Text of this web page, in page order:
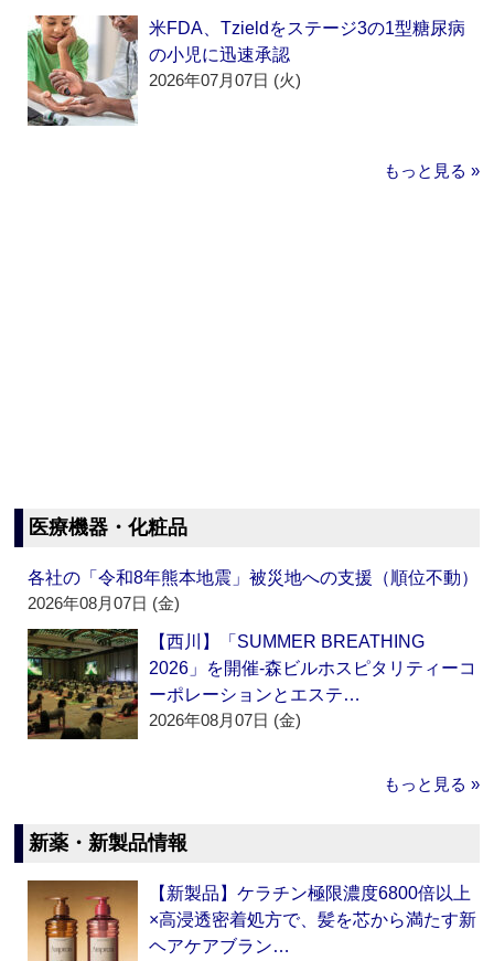
米FDA、Tzieldをステージ3の1型糖尿病
の小児に迅速承認
2026年07月07日 (火)
もっと見る »
医療機器・化粧品
各社の「令和8年熊本地震」被災地への支援（順位不動）
2026年08月07日 (金)
【西川】「SUMMER BREATHING
2026」を開催‐森ビルホスピタリティーコ
ーポレーションとエステ…
2026年08月07日 (金)
もっと見る »
新薬・新製品情報
【新製品】ケラチン極限濃度6800倍以上
×高浸透密着処方で、髪を芯から満たす新
ヘアケアブラン…